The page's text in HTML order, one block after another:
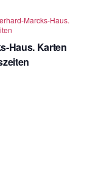
Haus. Karten
Marcks-Haus.